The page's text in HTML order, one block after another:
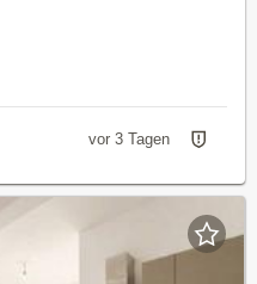
vor 3 Tagen